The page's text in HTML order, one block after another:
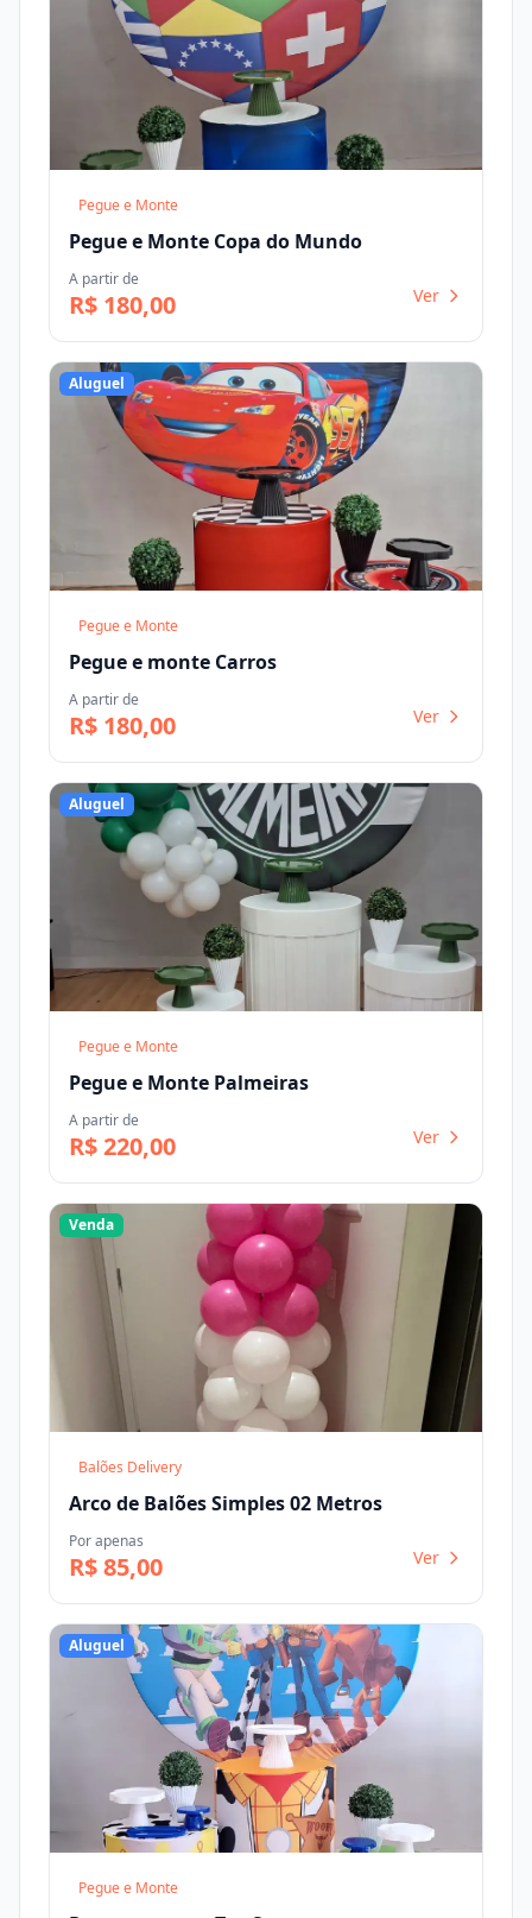
Pegue e Monte
Pegue e Monte Copa do Mundo
A partir de
R$ 180,00 Ver
Aluguel
Pegue e Monte
Pegue e monte Carros
A partir de
R$ 180,00 Ver
Aluguel
Pegue e Monte
Pegue e Monte Palmeiras
A partir de
R$ 220,00 Ver
Venda
Balões Delivery
Arco de Balões Simples 02 Metros
Por apenas
R$ 85,00 Ver
Aluguel
Pegue e Monte